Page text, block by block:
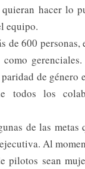
hacer lo
equipo.
de 600
como
de
todos los
de las
Al
pilotos sean